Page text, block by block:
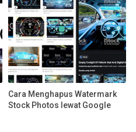
Cara Menghapus Watermark
Stock Photos lewat Google